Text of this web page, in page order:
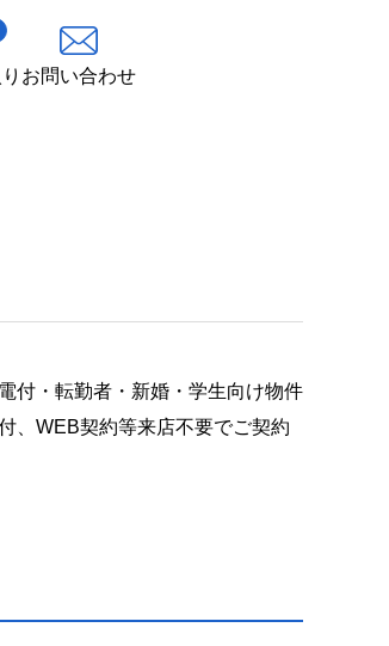
お問い合わせ
付・転勤者・新婚・学生向け物件
、WEB契約等来店不要でご契約